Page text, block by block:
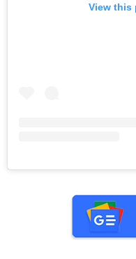
View this